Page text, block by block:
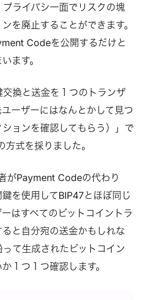
ライバシー面でリスクの塊
を廃止することができます。
Codeを公開するだけと
ます。
換と送金を１つのトランザ
ーザーにはなんとかして見つ
ョンを確認してもらう）」で
式を採りました。
がPayment Codeの代わり
を使用してBIP47とほぼ同じ
はすべてのビットコイントラ
と自分宛の送金かもしれな
て生成されたビットコイン
１つ１つ確認します。